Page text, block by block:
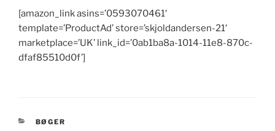
[amazon_link asins=’0593070461′
template=’ProductAd’ store=’skjoldandersen-21′
marketplace=’UK’ link_id=’0ab1ba8a-1014-11e8-870c-
dfaf85510d0f’]
KATEGORIER
BØGER